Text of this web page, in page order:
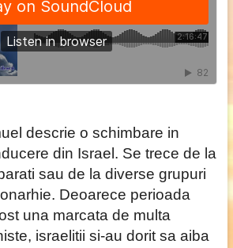
descrie o schimbare in
din Israel. Se trece de la
sau de la diverse grupuri
Deoarece perioada
una marcata de multa
israelitii si-au dorit sa aiba